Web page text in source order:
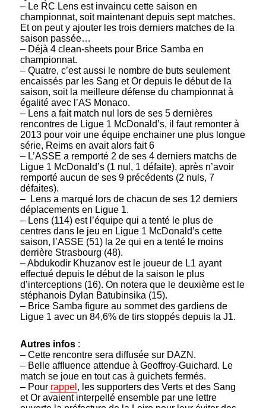
– Le RC Lens est invaincu cette saison en
championnat, soit maintenant depuis sept matches.
Et on peut y ajouter les trois derniers matches de la
saison passée…
– Déjà 4 clean-sheets pour Brice Samba en
championnat.
– Quatre, c’est aussi le nombre de buts seulement
encaissés par les Sang et Or depuis le début de la
saison, soit la meilleure défense du championnat à
égalité avec l’AS Monaco.
– Lens a fait match nul lors de ses 5 dernières
rencontres de Ligue 1 McDonald’s, il faut remonter à
2013 pour voir une équipe enchainer une plus longue
série, Reims en avait alors fait 6
– L’ASSE a remporté 2 de ses 4 derniers matchs de
Ligue 1 McDonald’s (1 nul, 1 défaite), après n’avoir
remporté aucun de ses 9 précédents (2 nuls, 7
défaites).
– Lens a marqué lors de chacun de ses 12 derniers
déplacements en Ligue 1.
– Lens (114) est l’équipe qui a tenté le plus de
centres dans le jeu en Ligue 1 McDonald’s cette
saison, l’ASSE (51) la 2e qui en a tenté le moins
derrière Strasbourg (48).
– Abdukodir Khuzanov est le joueur de L1 ayant
effectué depuis le début de la saison le plus
d’interceptions (16). On notera que le deuxième est le
stéphanois Dylan Batubinsika (15).
– Brice Samba figure au sommet des gardiens de
Ligue 1 avec un 84,6% de tirs stoppés depuis la J1.
Autres infos :
– Cette rencontre sera diffusée sur DAZN.
– Belle affluence attendue à Geoffroy-Guichard. Le
match se joue en tout cas à guichets fermés.
– Pour rappel , les supporters des Verts et des Sang
et Or avaient interpellé ensemble par une lettre